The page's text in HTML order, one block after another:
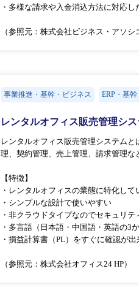
・多様な請求や入金消込方法に対応し
（参照元：株式会社ビジネス・アソシ
事業推進・基幹・ビジネス ERP・基
レンタルオフィス販売管理シス
レンタルオフィス販売管理システム
理、契約管理、売上管理、請求管理な
【特徴】
・レンタルオフィスの業態に特化し
・シンプルな設計で使いやすい
・非クラウドタイプなのでセキュリテ
・多言語（日本語・中国語・英語の3
・損益計算書（PL）をすぐに確認が出
（参照元：株式会社オフィス24 HP）